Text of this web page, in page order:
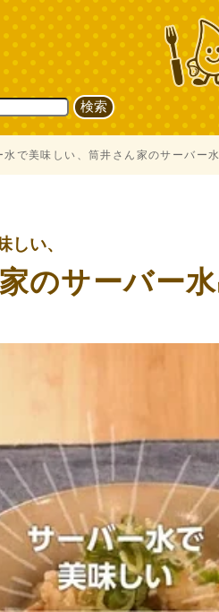
水で美味しい、筒井さん家のサーバー
しい、
のサーバー